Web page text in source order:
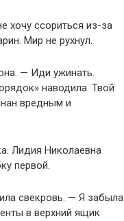
хочу ссориться из-за
Мир не рухнул.
— Иди ужинать.
наводила. Твой
вредным и
Лидия Николаевна
первой.
свекровь. — Я забыла
в верхний ящик